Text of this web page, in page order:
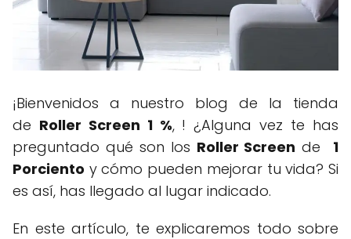
¡Bienvenidos a nuestro blog de la tienda
de Roller Screen 1 %, ! ¿Alguna vez te has
preguntado qué son los Roller Screen de 1
Porciento y cómo pueden mejorar tu vida? Si
es así, has llegado al lugar indicado.
En este artículo, te explicaremos todo sobre